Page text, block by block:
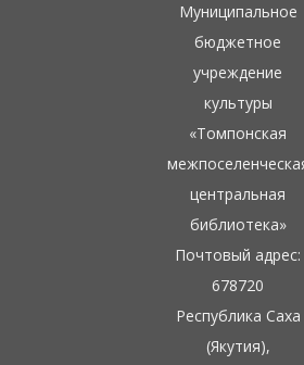
Муниципальное
бюджетное
учреждение
культуры
«Томпонская
центральная
библиотека»
Почтовый адрес:
678720
Республика Саха
(Якутия),